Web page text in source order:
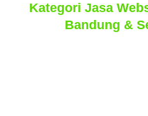
KategoriJasa
Bandung &